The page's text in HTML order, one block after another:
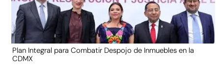
Plan Integral para Combatir Despojo de Inmuebles en la
CDMX